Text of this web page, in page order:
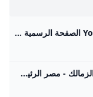
Zamalek TV - قناة الزمالك - YouTube الصفحة الرسمية لقناة نادي الزمالك.تردد 11449 , 27500 H 📺🎤
FilGoal نادي الزمالك - مصر نادي الزمالك - مصر الرئيسية أخبار مباريات ميركاتو فانتازي في الجول مسابقة التوقعات فيديوهات عدسات آراء حرة ركن الألعاب الدوري المصري الدوري الإنجليزي الممتاز الدوري الإسباني الدوري الإيطالي الدوري الفرنسي الدوري الألماني الدوري السعودي للمحترفين دوري أبطال إفريقيا كأس الكونفدرالية دوري أبطال أوروبا كل البطولات الكرة المصرية الدوري المصري الكرة الأوروبية الكرة الإفريقية منتخب مصر سعودي في الجول الدوري الإنجليزي الدوري الإسباني دوري أبطال أوروبا القسم الثاني رياضات أخرى كرة سلة